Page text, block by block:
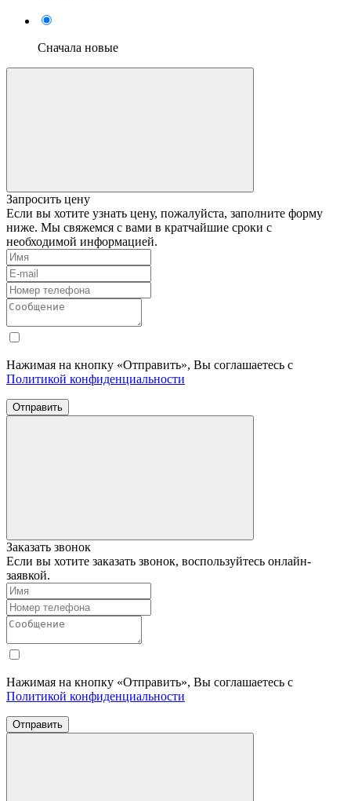
Сначала новые
Запросить цену
Если вы хотите узнать цену, пожалуйста, заполните форму
ниже. Мы свяжемся с вами в кратчайшие сроки с
необходимой информацией.
Нажимая на кнопку «Отправить», Вы соглашаетесь с
Политикой конфиденциальности
Отправить
Заказать звонок
Если вы хотите заказать звонок, воспользуйтесь онлайн-
заявкой.
Нажимая на кнопку «Отправить», Вы соглашаетесь с
Политикой конфиденциальности
Отправить